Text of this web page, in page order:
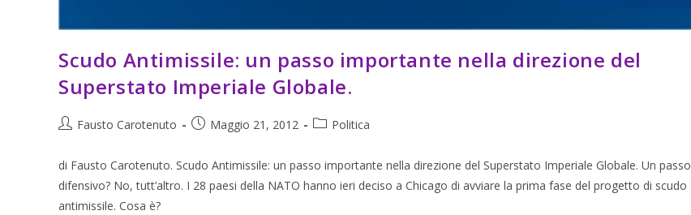
Scudo Antimissile: un passo importante nella direzione del
Superstato Imperiale Globale.
Fausto Carotenuto Maggio 21, 2012 Politica
di Fausto Carotenuto. Scudo Antimissile: un passo importante nella direzione del Superstato Imperiale Globale. Un passo
difensivo? No, tutt’altro. I 28 paesi della NATO hanno ieri deciso a Chicago di avviare la prima fase del progetto di scudo
antimissile. Cosa è?